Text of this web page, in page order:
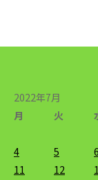
2022年7月
月
火
4
5 6
11
12